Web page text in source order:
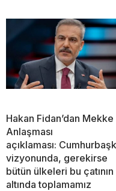
Hakan Fidan’dan Mekke
Anlaşması
açıklaması:
vizyonunda, gerekirse
bütün ülkeleri bu çatının
altında toplamamız